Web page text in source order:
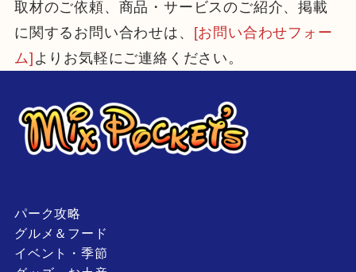
取材のご依頼、商品・サービスのご紹介、掲載
に関するお問い合わせは、
[お問い合わせフォー
ム] よりお気軽にご連絡ください。
パーク攻略
グルメ＆フード
イベント・季節